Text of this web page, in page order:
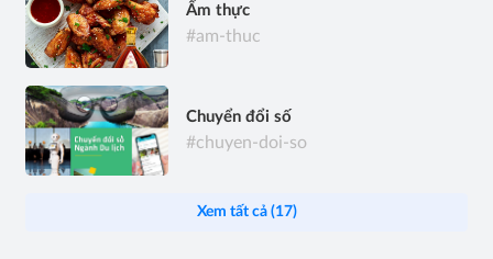
Ẩm thực
#am-thuc
Chuyển đổi số
#chuyen-doi-so
Xem tất cả (17)